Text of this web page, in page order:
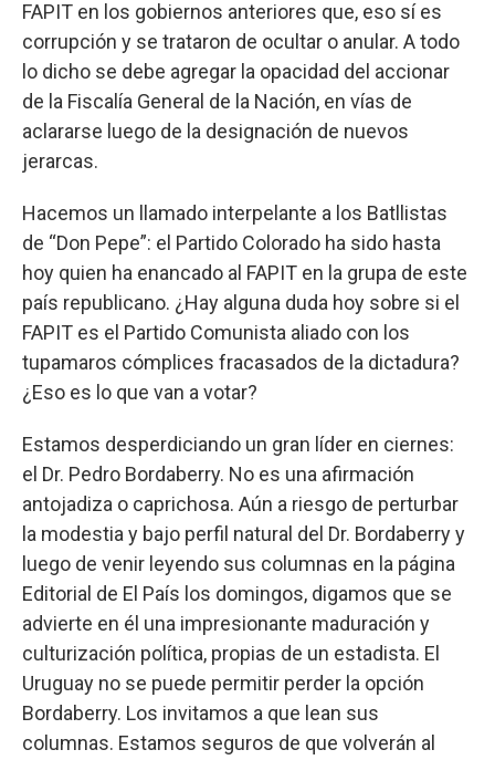
FAPIT en los gobiernos anteriores que, eso sí es
corrupción y se trataron de ocultar o anular. A todo
lo dicho se debe agregar la opacidad del accionar
de la Fiscalía General de la Nación, en vías de
aclararse luego de la designación de nuevos
jerarcas.
Hacemos un llamado interpelante a los Batllistas
de “Don Pepe”: el Partido Colorado ha sido hasta
hoy quien ha enancado al FAPIT en la grupa de este
país republicano. ¿Hay alguna duda hoy sobre si el
FAPIT es el Partido Comunista aliado con los
tupamaros cómplices fracasados de la dictadura?
¿Eso es lo que van a votar?
Estamos desperdiciando un gran líder en ciernes:
el Dr. Pedro Bordaberry. No es una afirmación
antojadiza o caprichosa. Aún a riesgo de perturbar
la modestia y bajo perfil natural del Dr. Bordaberry y
luego de venir leyendo sus columnas en la página
Editorial de El País los domingos, digamos que se
advierte en él una impresionante maduración y
culturización política, propias de un estadista. El
Uruguay no se puede permitir perder la opción
Bordaberry. Los invitamos a que lean sus
columnas. Estamos seguros de que volverán al